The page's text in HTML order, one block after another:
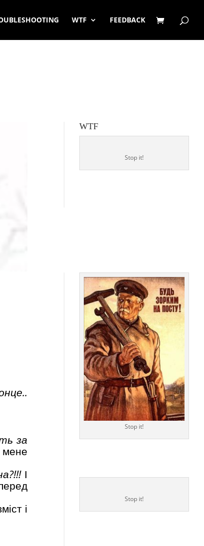
WTF FEEDBACK
WTF
Stop it!
за
І
і
Stop it!
Stop it!